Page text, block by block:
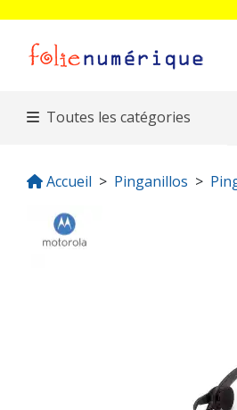
Toutes les catégories
Accueil Pinganillos